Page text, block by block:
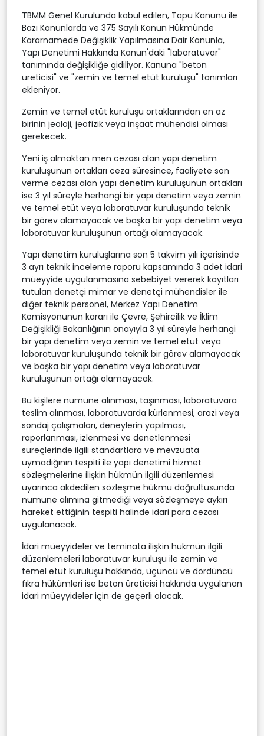
TBMM Genel Kurulunda kabul edilen, Tapu Kanunu ile
Bazı Kanunlarda ve 375 Sayılı Kanun Hükmünde
Kararnamede Değişiklik Yapılmasına Dair Kanunla,
Yapı Denetimi Hakkında Kanun'daki "laboratuvar"
tanımında değişikliğe gidiliyor. Kanuna "beton
üreticisi" ve "zemin ve temel etüt kuruluşu" tanımları
ekleniyor.
Zemin ve temel etüt kuruluşu ortaklarından en az
birinin jeoloji, jeofizik veya inşaat mühendisi olması
gerekecek.
Yeni iş almaktan men cezası alan yapı denetim
kuruluşunun ortakları ceza süresince, faaliyete son
verme cezası alan yapı denetim kuruluşunun ortakları
ise 3 yıl süreyle herhangi bir yapı denetim veya zemin
ve temel etüt veya laboratuvar kuruluşunda teknik
bir görev alamayacak ve başka bir yapı denetim veya
laboratuvar kuruluşunun ortağı olamayacak.
Yapı denetim kuruluşlarına son 5 takvim yılı içerisinde
3 ayrı teknik inceleme raporu kapsamında 3 adet idari
müeyyide uygulanmasına sebebiyet vererek kayıtları
tutulan denetçi mimar ve denetçi mühendisler ile
diğer teknik personel, Merkez Yapı Denetim
Komisyonunun kararı ile Çevre, Şehircilik ve İklim
Değişikliği Bakanlığının onayıyla 3 yıl süreyle herhangi
bir yapı denetim veya zemin ve temel etüt veya
laboratuvar kuruluşunda teknik bir görev alamayacak
ve başka bir yapı denetim veya laboratuvar
kuruluşunun ortağı olamayacak.
Bu kişilere numune alınması, taşınması, laboratuvara
teslim alınması, laboratuvarda kürlenmesi, arazi veya
sondaj çalışmaları, deneylerin yapılması,
raporlanması, izlenmesi ve denetlenmesi
süreçlerinde ilgili standartlara ve mevzuata
uymadığının tespiti ile yapı denetimi hizmet
sözleşmelerine ilişkin hükmün ilgili düzenlemesi
uyarınca akdedilen sözleşme hükmü doğrultusunda
numune alımına gitmediği veya sözleşmeye aykırı
hareket ettiğinin tespiti halinde idari para cezası
uygulanacak.
İdari müeyyideler ve teminata ilişkin hükmün ilgili
düzenlemeleri laboratuvar kuruluşu ile zemin ve
temel etüt kuruluşu hakkında, üçüncü ve dördüncü
fıkra hükümleri ise beton üreticisi hakkında uygulanan
idari müeyyideler için de geçerli olacak.